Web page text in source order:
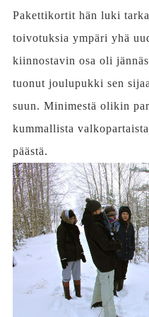
Pakettikortit hän luki
toivotuksia ympäri yhä
kiinnostavin osa oli
tuonut joulupukki sen
suun. Minimestä olikin
kummallista
päästä.